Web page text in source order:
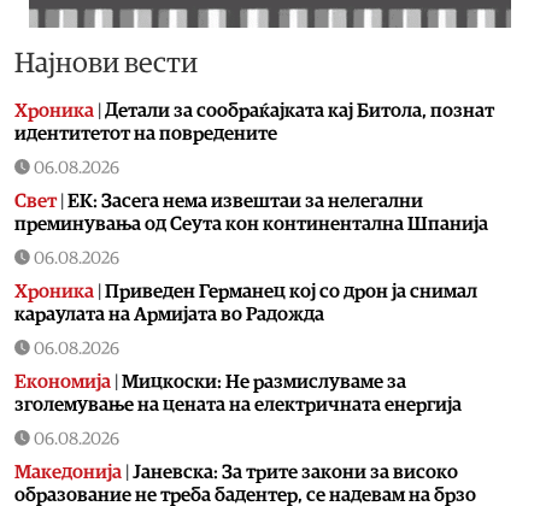
Најнови вести
Хроника Детали за сообраќајката кај Битола, познат
идентитетот на повредените
06.08.2026
Свет| ЕК: Засега нема извештаи за нелегални
преминувања од Сеута кон континентална Шпанија
06.08.2026
Хроника Приведен Германец кој со дрон ја снимал
караулата на Армијата во Радожда
06.08.2026
Економија Мицкоски: Не размислуваме за
зголемување на цената на електричната енергија
06.08.2026
Македонија Јаневска: За трите закони за високо
образование не треба бадентер, се надевам на брзо